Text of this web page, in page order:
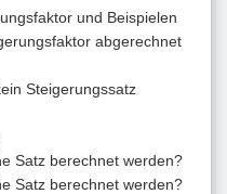
und Beispielen
abgerechnet
Steigerungssatz
Satz berechnet werden?
Satz berechnet werden?